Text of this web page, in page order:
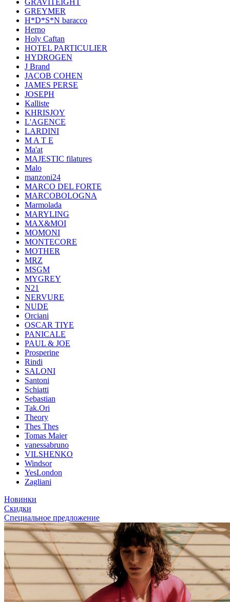
GRAVITEIGHT
GREYMER
H*D*S*N baracco
Herno
Holy Caftan
HOTEL PARTICULIER
HYDROGEN
J Brand
JACOB COHEN
JAMES PERSE
JOSEPH
Kalliste
KHRISJOY
L'AGENCE
LARDINI
M A T E
Ma'at
MAJESTIC filatures
Malo
manzoni24
MARCO DEL FORTE
MARCOBOLOGNA
Marmolada
MARYLING
MAX&MOI
MOMONI
MONTECORE
MOTHER
MRZ
MSGM
MYGREY
N21
NERVURE
NUDE
Orciani
OSCAR TIYE
PANICALE
PAUL & JOE
Prosperine
Rindi
SALONI
Santoni
Schiatti
Sebastian
Tak.Ori
Theory
Thes Thes
Tomas Maier
vanessabruno
VILSHENKO
Windsor
YesLondon
Zagliani
Новинки
Скидки
Специальное предложение